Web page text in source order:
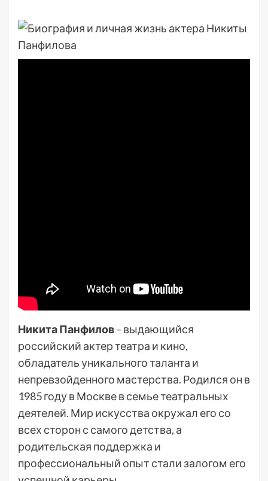
Никита Панфилов– выдающийся
российский актер театра и кино,
обладатель уникального таланта и
непревзойденного мастерства. Родился он в
1985 году в Москве в семье театральных
деятелей. Мир искусства окружал его со
всех сторон с самого детства, а
родительская поддержка и
профессиональный опыт стали залогом его